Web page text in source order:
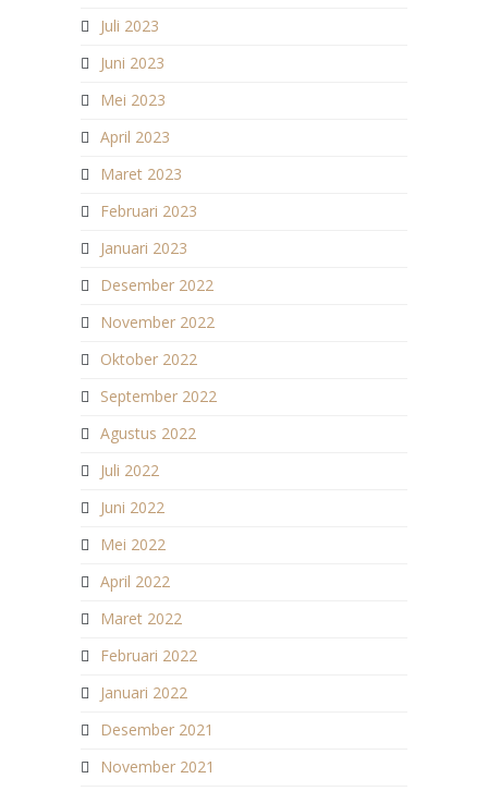
Juli 2023
Juni 2023
Mei 2023
April 2023
Maret 2023
Februari 2023
Januari 2023
Desember 2022
November 2022
Oktober 2022
September 2022
Agustus 2022
Juli 2022
Juni 2022
Mei 2022
April 2022
Maret 2022
Februari 2022
Januari 2022
Desember 2021
November 2021